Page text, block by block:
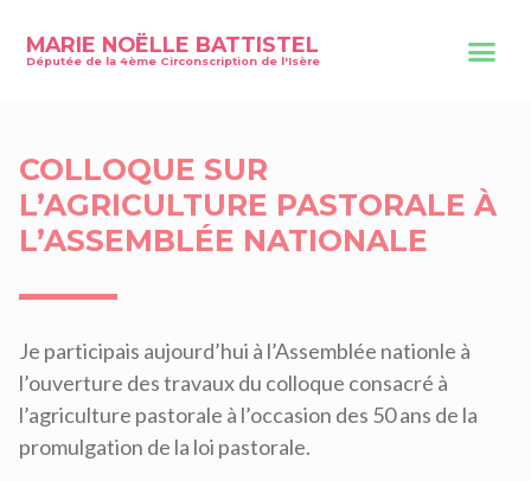
MARIE NOËLLE BATTISTEL
Députée de la 4ème Circonscription de l'Isère
COLLOQUE SUR
L’AGRICULTURE PASTORALE À
L’ASSEMBLÉE NATIONALE
Je participais aujourd’hui à l’Assemblée nationle à
l’ouverture des travaux du colloque consacré à
l’agriculture pastorale à l’occasion des 50 ans de la
promulgation de la loi pastorale.